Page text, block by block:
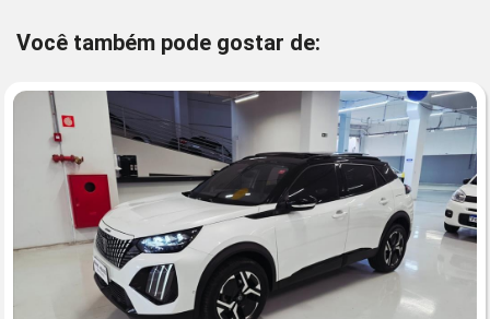
Você também pode gostar de: